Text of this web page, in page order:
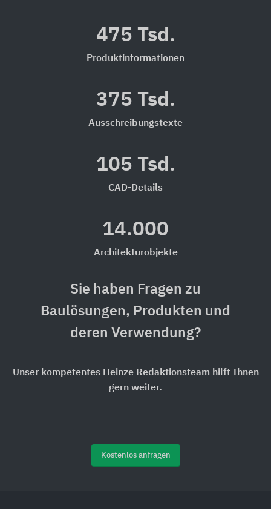
475 Tsd.
Produktinformationen
375 Tsd.
Ausschreibungstexte
105 Tsd.
CAD-Details
14.000
Architekturobjekte
Sie haben Fragen zu
Baulösungen, Produkten und
deren Verwendung?
Unser kompetentes Heinze Redaktionsteam hilft Ihnen
gern weiter.
Kostenlos anfragen